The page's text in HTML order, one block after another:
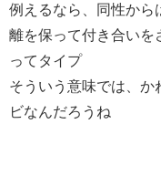
例えるなら、同性から
離を保って付き合いを
ってタイプ
そういう意味では、か
ビなんだろうね